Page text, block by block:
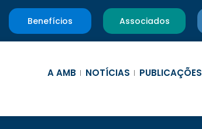
Benefícios Associados
A AMB NOTÍCIAS PUBLICAÇÕES